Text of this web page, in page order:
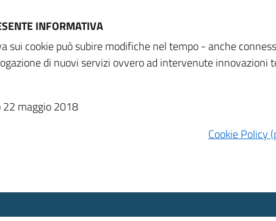
INFORMATIVA
sui cookie può subire modifiche nel tempo - anche
di nuovi servizi ovvero ad intervenute
maggio 2018
Cookie Policy